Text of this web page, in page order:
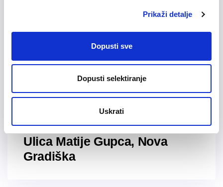
Prikaži detalje
Dopusti sve
Dopusti selektiranje
Uskrati
Obavijest o radovima na
vodoopskrbnom sustavu –
Ulica Matije Gupca, Nova
Gradiška